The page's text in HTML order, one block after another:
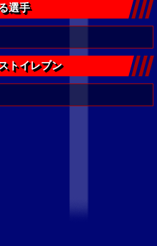
選手
トイレブン